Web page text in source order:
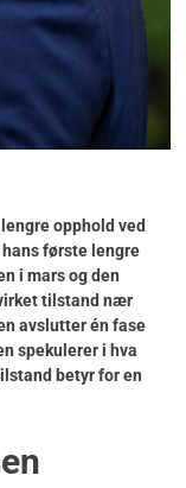
opphold ved
første lengre
i mars og den
tilstand nær
avslutter én fase
spekulerer i hva
betyr for en